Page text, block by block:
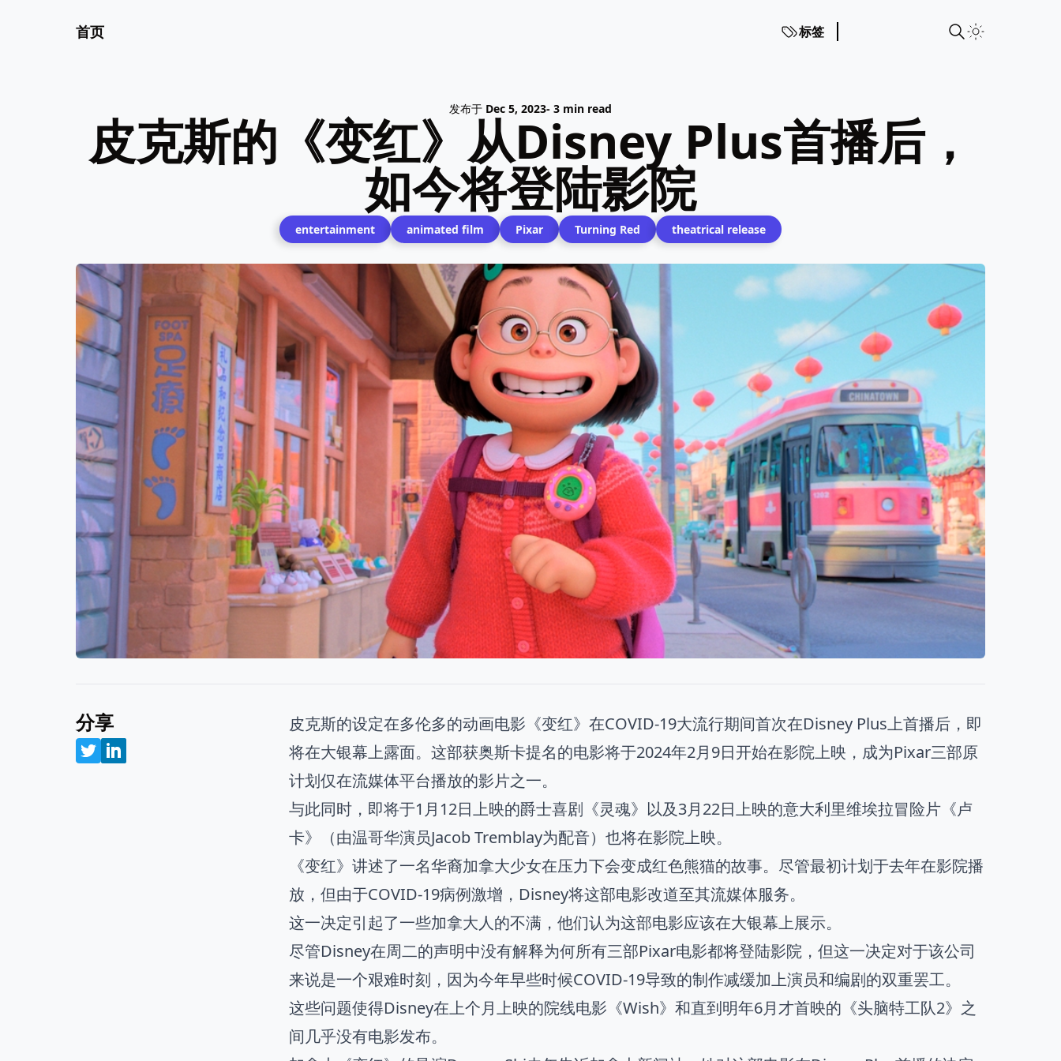
首页 标签
发布于 Dec 5, 2023- 3 min read
皮克斯的《变红》从Disney Plus首播后，
如今将登陆影院
entertainment animated film Pixar Turning Red theatrical release
分享
皮克斯的设定在多伦多的动画电影《变红》在COVID-19大流行期间首次在Disney Plus上首播后，即
将在大银幕上露面。这部获奥斯卡提名的电影将于2024年2月9日开始在影院上映，成为Pixar三部原
计划仅在流媒体平台播放的影片之一。
与此同时，即将于1月12日上映的爵士喜剧《灵魂》以及3月22日上映的意大利里维埃拉冒险片《卢
卡》（由温哥华演员Jacob Tremblay为配音）也将在影院上映。
《变红》讲述了一名华裔加拿大少女在压力下会变成红色熊猫的故事。尽管最初计划于去年在影院播
放，但由于COVID-19病例激增，Disney将这部电影改道至其流媒体服务。
这一决定引起了一些加拿大人的不满，他们认为这部电影应该在大银幕上展示。
尽管Disney在周二的声明中没有解释为何所有三部Pixar电影都将登陆影院，但这一决定对于该公司
来说是一个艰难时刻，因为今年早些时候COVID-19导致的制作减缓加上演员和编剧的双重罢工。
这些问题使得Disney在上个月上映的院线电影《Wish》和直到明年6月才首映的《头脑特工队2》之
间几乎没有电影发布。